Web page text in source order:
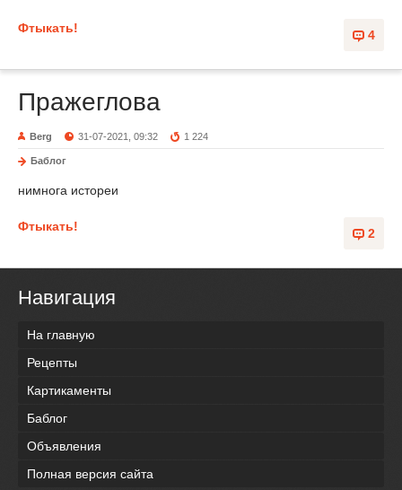
4
Фтыкать!
Пражеглова
Berg 31-07-2021, 09:32 1 224
Баблог
нимнога истореи
2
Фтыкать!
Навигация
На главную
Рецепты
Картикаменты
Баблог
Объявления
Полная версия сайта